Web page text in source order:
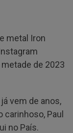
metal Iron
de 2023
vem de anos,
carinhoso, Paul
no País.